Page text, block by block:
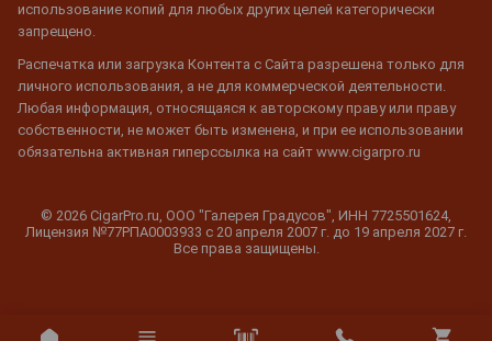
использование копий для любых других целей категорически
запрещено.
Распечатка или загрузка Контента с Сайта разрешена только для
личного использования, а не для коммерческой деятельности.
Любая информация, относящаяся к авторскому праву или праву
собственности, не может быть изменена, и при ее использовании
обязательна активная гиперссылка на сайт www.cigarpro.ru
© 2026 CigarPro.ru, ООО "Галерея Градусов", ИНН 7725501624,
Лицензия №77РПА0003933 c 20 апреля 2007 г. до 19 апреля 2027 г.
Все права защищены.